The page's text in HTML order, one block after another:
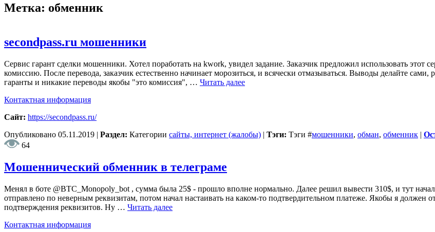
Метка: обменник
secondpass.ru мошенники
Сервис гарант сделки мошенники. Хотел поработать на kwork, увидел задание. Заказчик предложил использовать этот
комиссию. После перевода, заказчик естественно начинает морозиться, и всячески отмазываться. Выводы делайте
гаранты и никакие переводы якобы "это комиссия", … Читать далее
Контактная информация
Сайт: https://secondpass.ru/
Опубликовано 05.11.2019 | Раздел: Категории сайты, интернет (жалобы) | Тэги: Тэги #мошенники, обман, обменник |
64
Мошеннический обменник в телеграме
Менял в боте @BTC_Monopoly_bot , сумма была 25$ - прошло вполне нормально. Далее решил вывести 310$, и тут
отправлено по неверным реквизитам, потом начал настаивать на каком-то подтвердительном платеже. Якобы я должен
подтверждения реквизитов. Ну … Читать далее
Контактная информация